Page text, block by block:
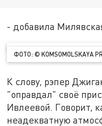
- добавила
ФОТО: © KOMSOMOLSKAYA
К слову, рэпер
"оправдал" своё
Ивлеевой. Говорит,
неадекватную